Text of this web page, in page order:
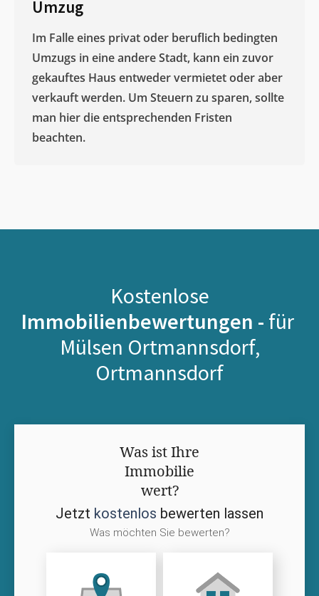
Umzug
Im Falle eines privat oder beruflich bedingten
Umzugs in eine andere Stadt, kann ein zuvor
gekauftes Haus entweder vermietet oder aber
verkauft werden. Um Steuern zu sparen, sollte
man hier die entsprechenden Fristen
beachten.
Kostenlose
Immobilienbewertungen - für
Mülsen Ortmannsdorf,
Ortmannsdorf
Was ist Ihre
Immobilie
wert?
Jetzt kostenlos bewerten lassen
Was möchten Sie bewerten?